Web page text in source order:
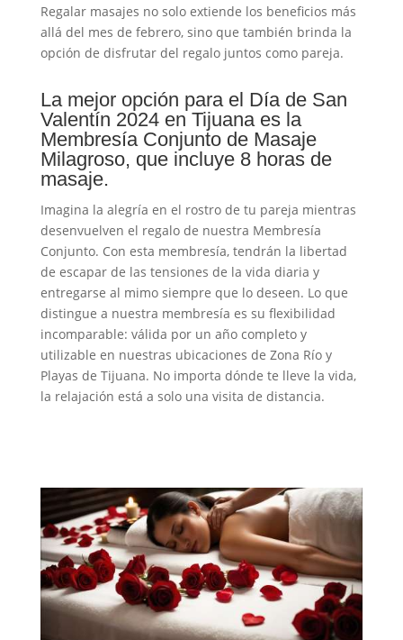
Regalar masajes no solo extiende los beneficios más
allá del mes de febrero, sino que también brinda la
opción de disfrutar del regalo juntos como pareja.
La mejor opción para el Día de San
Valentín 2024 en Tijuana es la
Membresía Conjunto de Masaje
Milagroso, que incluye 8 horas de
masaje.
Imagina la alegría en el rostro de tu pareja mientras
desenvuelven el regalo de nuestra Membresía
Conjunto. Con esta membresía, tendrán la libertad
de escapar de las tensiones de la vida diaria y
entregarse al mimo siempre que lo deseen. Lo que
distingue a nuestra membresía es su flexibilidad
incomparable: válida por un año completo y
utilizable en nuestras ubicaciones de Zona Río y
Playas de Tijuana. No importa dónde te lleve la vida,
la relajación está a solo una visita de distancia.